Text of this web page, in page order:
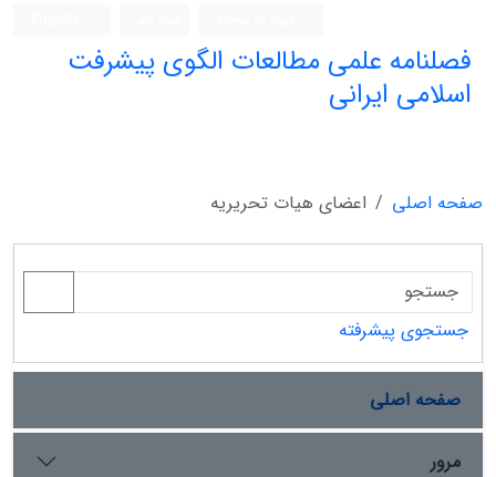
فصلنامه علمی مطالعات الگوی پیشرفت
اسلامی ایرانی
صفحه اصلی اعضای هیات تحریریه
جستجوی پیشرفته
صفحه اصلی
مرور